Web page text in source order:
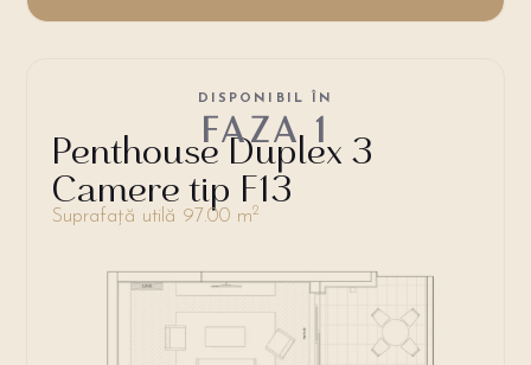
Penthouse Duplex 3
Camere tip F13
Suprafață utilă 97.00 m2
DISPONIBIL ÎN
FAZA 1